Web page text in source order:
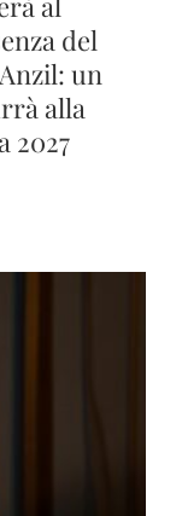
del
un
alla
2027